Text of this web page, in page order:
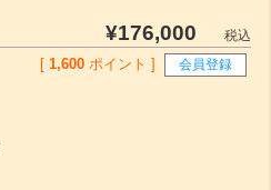
¥176,000
税込
1,600 ポイント ] 会員登録